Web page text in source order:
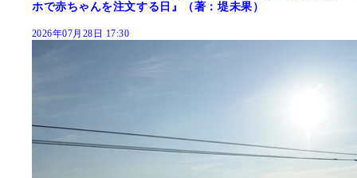
ホで赤ちゃんを注文する日』（著：堤未果）
2026年07月28日 17:30